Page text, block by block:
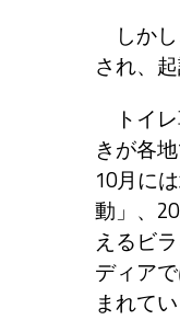
しかし
され、
トイレ
きが各
10月に
動」、
えるビ
ディア
まれてい